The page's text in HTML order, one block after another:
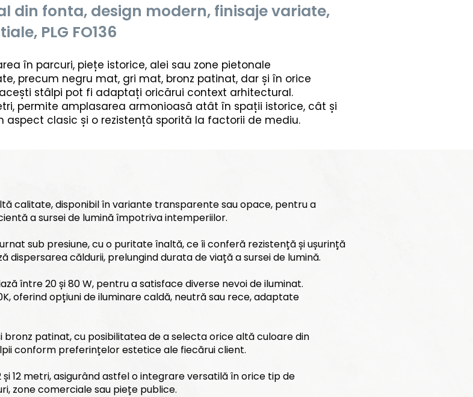
din fonta, design modern, finisaje variate,
PLG FO136
în parcuri, piețe istorice, alei sau zone pietonale
precum negru mat, gri mat, bronz patinat, dar și în orice
stâlpi pot fi adaptați oricărui context arhitectural.
permite amplasarea armonioasă atât în spații istorice, cât și
clasic și o rezistență sporită la factorii de mediu.
calitate, disponibil în variante transparente sau opace, pentru a
a sursei de lumină împotriva intemperiilor.
sub presiune, cu o puritate înaltă, ce îi conferă rezistență și ușurință
căldurii, prelungind durata de viață a sursei de lumină.
între 20 și 80 W, pentru a satisface diverse nevoi de iluminat.
oferind opțiuni de iluminare caldă, neutră sau rece, adaptate
bronz patinat, cu posibilitatea de a selecta orice altă culoare din
conform preferințelor estetice ale fiecărui client.
12 metri, asigurând astfel o integrare versatilă în orice tip de
zone comerciale sau piețe publice.